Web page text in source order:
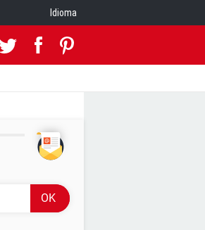
Idioma